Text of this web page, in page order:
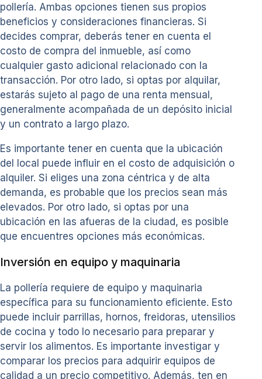
pollería. Ambas opciones tienen sus propios
beneficios y consideraciones financieras. Si
decides comprar, deberás tener en cuenta el
costo de compra del inmueble, así como
cualquier gasto adicional relacionado con la
transacción. Por otro lado, si optas por alquilar,
estarás sujeto al pago de una renta mensual,
generalmente acompañada de un depósito inicial
y un contrato a largo plazo.
Es importante tener en cuenta que la ubicación
del local puede influir en el costo de adquisición o
alquiler. Si eliges una zona céntrica y de alta
demanda, es probable que los precios sean más
elevados. Por otro lado, si optas por una
ubicación en las afueras de la ciudad, es posible
que encuentres opciones más económicas.
Inversión en equipo y maquinaria
La pollería requiere de equipo y maquinaria
específica para su funcionamiento eficiente. Esto
puede incluir parrillas, hornos, freidoras, utensilios
de cocina y todo lo necesario para preparar y
servir los alimentos. Es importante investigar y
comparar los precios para adquirir equipos de
calidad a un precio competitivo. Además, ten en